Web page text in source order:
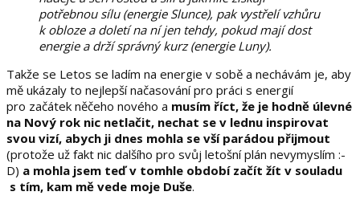
potřebnou sílu (energie Slunce), pak vystřelí vzhůru
k obloze a doletí na ní jen tehdy, pokud mají dost
energie a drží správný kurz (energie Luny).
Takže se Letos se ladím na energie v sobě a nechávám je, aby
mě ukázaly to nejlepší načasování pro práci s energií
pro začátek něčeho nového a musím říct, že je hodně úlevné
na Nový rok nic netlačit, nechat se v lednu inspirovat
svou vizí, abych ji dnes mohla se vší parádou přijmout
(protože už fakt nic dalšího pro svůj letošní plán nevymyslím :-
D) a mohla jsem teď v tomhle období začít žít v souladu
s tím, kam mě vede moje Duše.